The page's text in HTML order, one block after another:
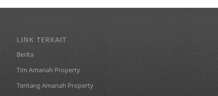
LINK TERKAIT
Berita
Tim Amanah Property
Tentang Amanah Property